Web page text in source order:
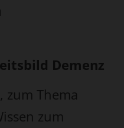
Demenz
zum Thema
zum